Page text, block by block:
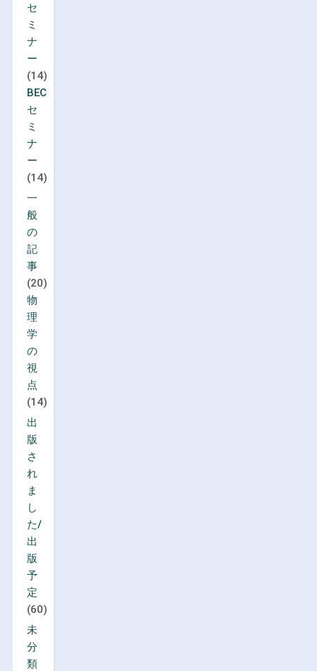
セ
ミ
ナ
ー
(14)
BEC
セ
ミ
ナ
ー
(14)
一
般
の
記
事
(20)
物
理
学
の
視
点
(14)
出
版
さ
れ
ま
し
た/
出
版
予
定
(60)
未
分
類